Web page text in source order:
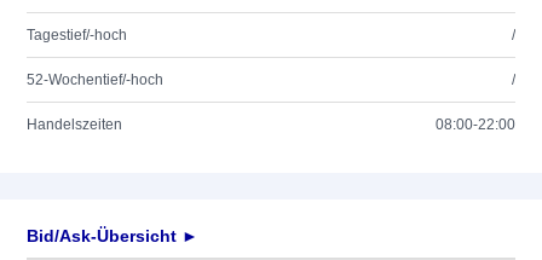
Tagestief/-hoch /
52-Wochentief/-hoch /
Handelszeiten 08:00-22:00
Bid/Ask-Übersicht ►